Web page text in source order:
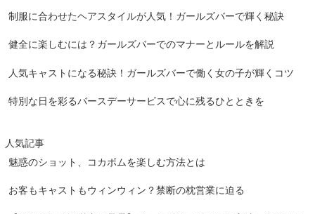
制服に合わせたヘアスタイルが人気！ガールズバーで輝く秘訣
健全に楽しむには？ガールズバーでのマナーとルールを解説
人気キャストになる秘訣！ガールズバーで働く女の子が輝くコツ
特別な日を彩るバースデーサービスで心に残るひとときを
人気記事
魅惑のショット、コカボムを楽しむ方法とは
お客もキャストもウィンウィン？禁断の枕営業に迫る